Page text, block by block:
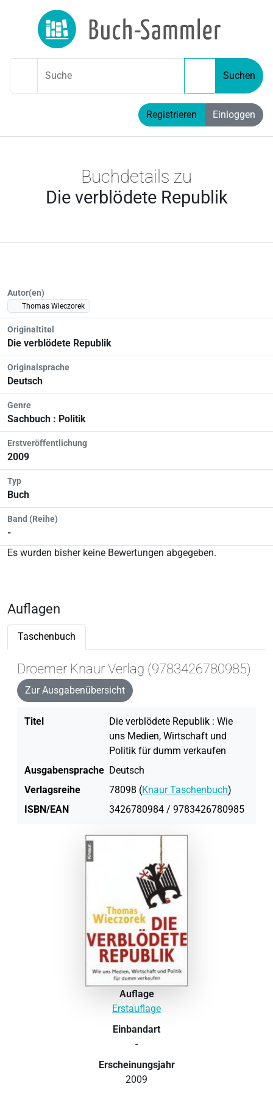
Suche Suchen
Registrieren Einloggen
Buchdetails zu
Die verblödete Republik
Autor(en)
Thomas Wieczorek
Originaltitel
Die verblödete Republik
Originalsprache
Deutsch
Genre
Sachbuch : Politik
Erstveröffentlichung
2009
Typ
Buch
Band (Reihe)
-
Es wurden bisher keine Bewertungen abgegeben.
Auflagen
Taschenbuch
Droemer Knaur Verlag (9783426780985)
Zur Ausgabenübersicht
Titel
Die verblödete Republik : Wie
uns Medien, Wirtschaft und
Politik für dumm verkaufen
Ausgabensprache Deutsch
Verlagsreihe
78098 (Knaur Taschenbuch)
ISBN/EAN
3426780984 / 9783426780985
Auflage
Erstauflage
Einbandart
-
Erscheinungsjahr
2009